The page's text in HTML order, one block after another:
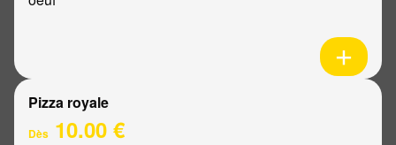
Pizza royale
Dès 10.00 €